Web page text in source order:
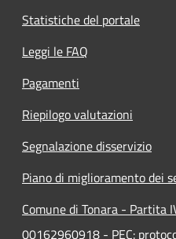
Statistiche del portale
Leggi le FAQ
Pagamenti
Riepilogo valutazioni
Segnalazione disservizio
Piano di miglioramento dei
Comune di Tonara - Partita
00162960918 - PEC: